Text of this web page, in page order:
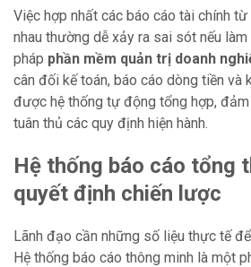
Việc hợp nhất các báo cáo tài chính từ
nhau thường dễ xảy ra sai sót nếu
pháp phần mềm quản trị doanh
cân đối kế toán, báo cáo dòng tiền và
được hệ thống tự động tổng hợp,
tuân thủ các quy định hiện hành.
Hệ thống báo cáo tổng
quyết định chiến lược
Lãnh đạo cần những số liệu thực tế
Hệ thống báo cáo thông minh là một